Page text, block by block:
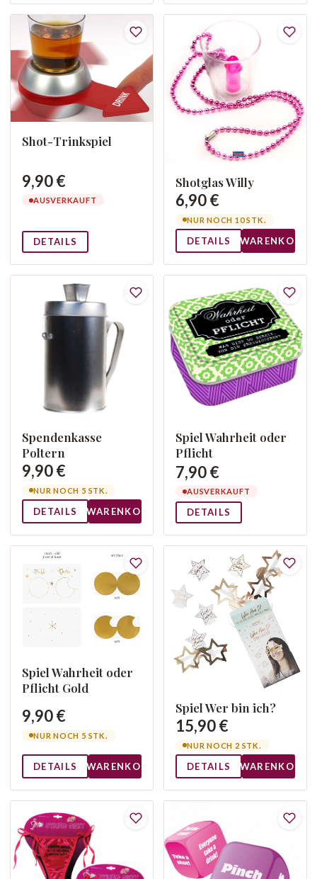
Shot-Trinkspiel
9,90 €
AUSVERKAUFT
DETAILS
Shotglas Willy
6,90 €
NUR NOCH 10 STK.
DETAILS WARENKORB
Spendenkasse
Poltern
9,90 €
NUR NOCH 5 STK.
DETAILS WARENKORB
Spiel Wahrheit oder
Pflicht
7,90 €
AUSVERKAUFT
DETAILS
Spiel Wahrheit oder
Pflicht Gold
9,90 €
NUR NOCH 5 STK.
DETAILS WARENKORB
Spiel Wer bin ich?
15,90 €
NUR NOCH 2 STK.
DETAILS WARENKORB